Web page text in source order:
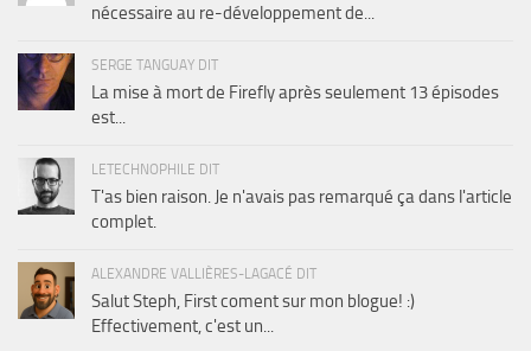
nécessaire au re-développement de...
SERGE TANGUAY DIT
La mise à mort de Firefly après seulement 13 épisodes
est...
LETECHNOPHILE DIT
T'as bien raison. Je n'avais pas remarqué ça dans l'article
complet.
ALEXANDRE VALLIÈRES-LAGACÉ DIT
Salut Steph, First coment sur mon blogue! :)
Effectivement, c'est un...